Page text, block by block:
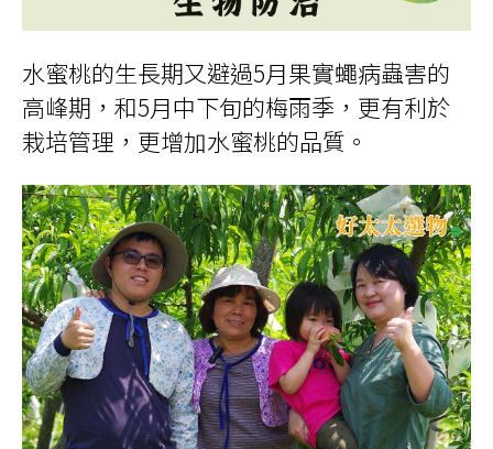
水蜜桃的生長期又避過5月果實蠅病蟲害的
高峰期，和5月中下旬的梅雨季，更有利於
栽培管理，更增加水蜜桃的品質。